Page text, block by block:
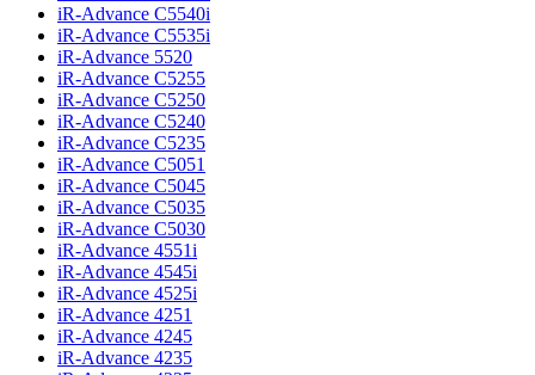
iR-Advance C5540i
iR-Advance C5535i
iR-Advance 5520
iR-Advance C5255
iR-Advance C5250
iR-Advance C5240
iR-Advance C5235
iR-Advance C5051
iR-Advance C5045
iR-Advance C5035
iR-Advance C5030
iR-Advance 4551i
iR-Advance 4545i
iR-Advance 4525i
iR-Advance 4251
iR-Advance 4245
iR-Advance 4235